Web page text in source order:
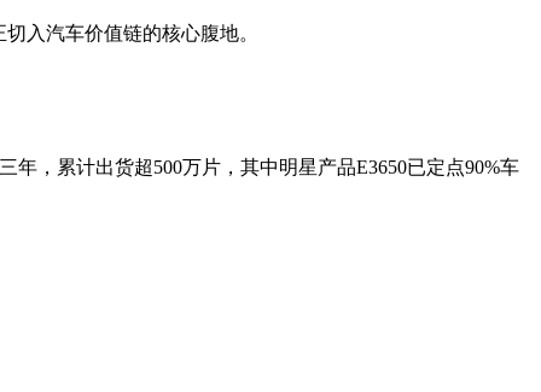
入汽车价值链的核心腹地。
，累计出货超500万片，其中明星产品E3650已定点90%车